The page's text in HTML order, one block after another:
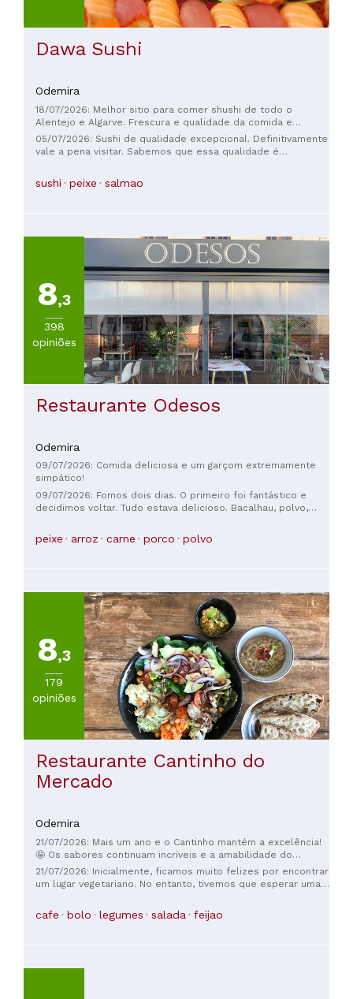
Dawa Sushi
Odemira
18/07/2026: Melhor sitio para comer shushi de todo o
Alentejo e Algarve. Frescura e qualidade da comida e
simpatia de todo o staff
05/07/2026: Sushi de qualidade excepcional. Definitivamente
vale a pena visitar. Sabemos que essa qualidade é
Dois menus fixos, entradas generosas e bebidas por menos
de €50 são imbatíveis. Custo-benefício: 10 de 10. Os
sushi peixe salmao
8,3
398
opiniões
Restaurante Odesos
Odemira
09/07/2026: Comida deliciosa e um garçom extremamente
simpático!
09/07/2026: Fomos dois dias. O primeiro foi fantástico e
decidimos voltar. Tudo estava delicioso. Bacalhau, polvo,
preço.
peixe arroz carne porco polvo
8,3
179
opiniões
Restaurante Cantinho do
Mercado
Odemira
21/07/2026: Mais um ano e o Cantinho mantém a excelência!
🤩 Os sabores continuam incríveis e a amabilidade do
atendimento é impecável. 💖 Comemos muito bem, como
sempre, com a mesma qualidade de anos. 🍔🥗 Obrigada
Nuno (cozinheiro e dono) por mais uma refeição deliciosa!
21/07/2026: Inicialmente, ficamos muito felizes por encontrar
um lugar vegetariano. No entanto, tivemos que esperar uma
quatro adultos e uma criança quando chegamos). Quando a
comida chegou, foi bem decepcionante: os falafels estavam
cafe bolo legumes salada feijao